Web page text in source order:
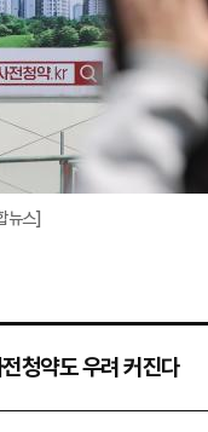
뉴스]
청약도 우려 커진다